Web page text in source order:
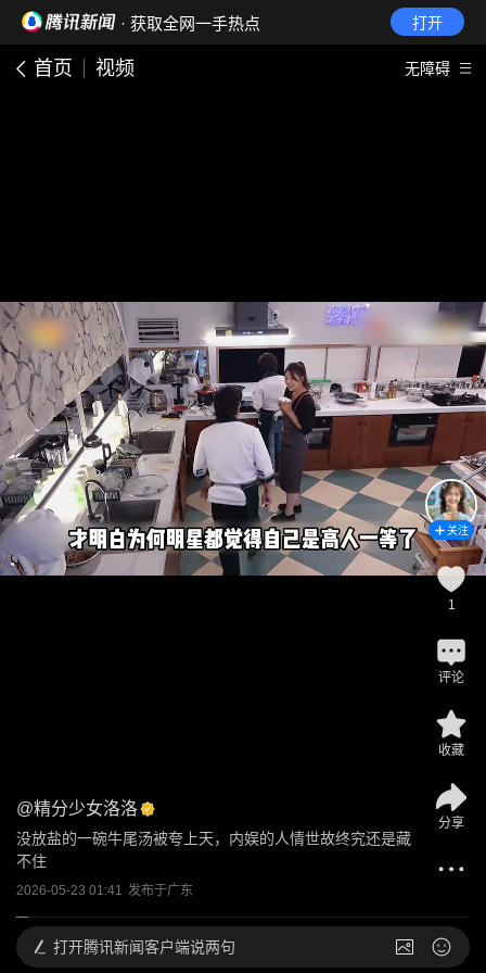
· 获取全网一手热点 打开
首页 视频 无障碍
@精分少女洛洛
没放盐的一碗牛尾汤被夸上天，内娱的人情世故终究还是藏
不住
2026-05-23 01:41 发布于广东
关注
1
评论
收藏
分享
打开腾讯新闻客户端说两句